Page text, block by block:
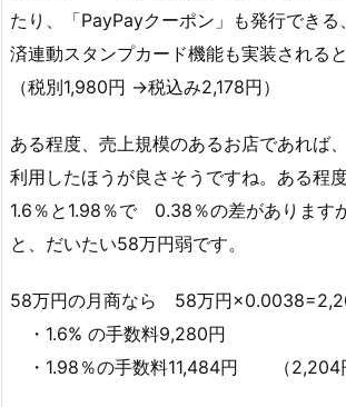
たり、「PayPayクーポン」も発行でき
済連動スタンプカード機能も実装されると
（税別1,980円 →税込み2,178円）
ある程度、売上規模のあるお店であれば
利用したほうが良さそうですね。ある程
1.6％と1.98％で 0.38％の差があります
と、だいたい58万円弱です。
58万円の月商なら 58万円×0.0038=
・1.6% の手数料9,280円
・1.98％の手数料11,484円 （2,204